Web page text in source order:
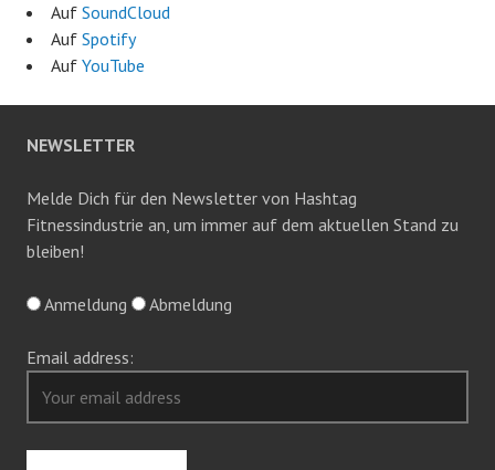
Auf SoundCloud
Auf Spotify
Auf YouTube
NEWSLETTER
Melde Dich für den Newsletter von Hashtag
Fitnessindustrie an, um immer auf dem aktuellen Stand zu
bleiben!
Anmeldung Abmeldung
Email address: